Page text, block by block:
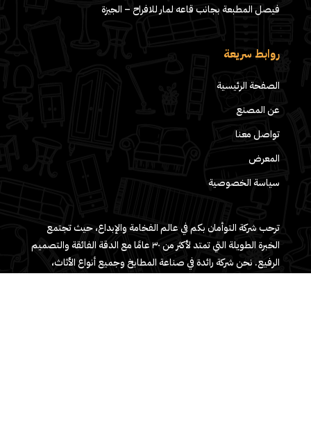
فيصل المطبعة بجانب قاعه لمار للافراح – الجيزة
روابط سريعة
الصفحة الرئيسية
عن المصنع
تواصل معنا
المعرض
سياسة الخصوصية
ترحب شركة التوأمان بكم في عالم الفخامة والإبداع، حيث تجتمع
الخبرة الطويلة التي تمتد لأكثر من ٣٠ عامًا مع الدقة الفائقة والتصميم
الرفيع. نحن شركة رائدة في صناعة المطابخ وجميع أنواع الأثاث،